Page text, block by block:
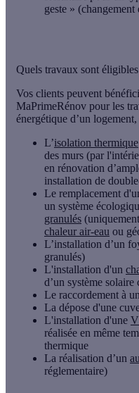
geste »
Quels travaux sont
Vos clients peuvent
MaPrimeRénov pour les
énergétique d’un
L’isolation thermique
des murs (par
en rénovation
installation de
Le remplacement
un système
granulés
chaleur air-eau ou
L’installation d’un
granulés)
L'installation d'un
d’un système solaire
Le raccordement à
La dépose d'une
L'installation d'une
réalisée en même
thermique
La réalisation d’un
réglementaire)